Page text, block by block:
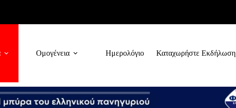
Ομογένεια Ημερολόγιο Καταχωρήστε Εκδήλωση